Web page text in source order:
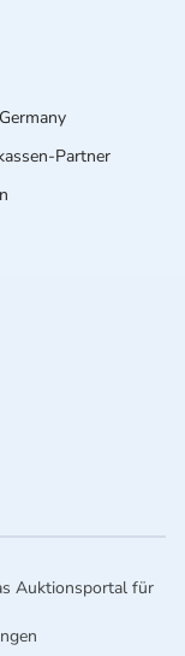
Partner
Auktionsportal für